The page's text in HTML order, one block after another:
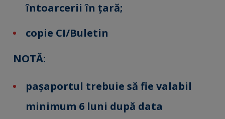
întoarcerii în ţară;
copie CI/Buletin
NOTĂ:
paşaportul trebuie să fie valabil
minimum 6 luni după data